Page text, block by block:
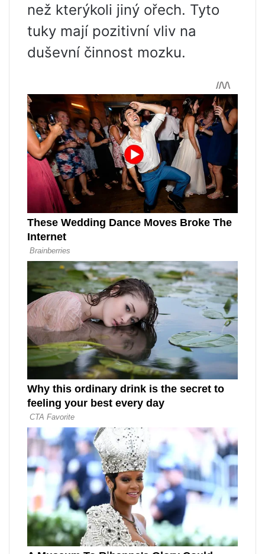
než kterýkoli jiný ořech. Tyto
tuky mají pozitivní vliv na
duševní činnost mozku.